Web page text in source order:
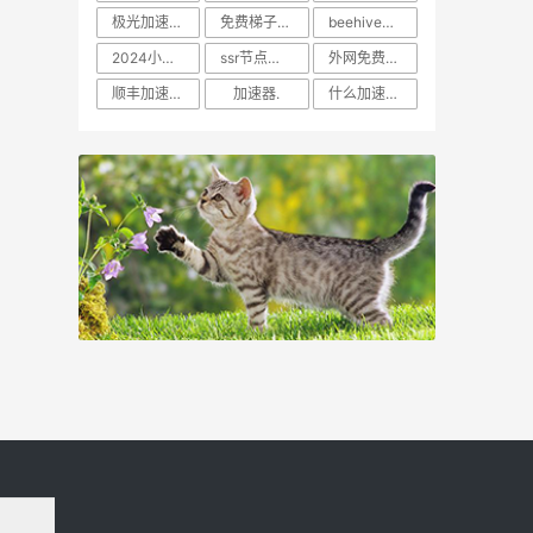
极光加速npv下载
免费梯子加速器软件下载免登录
beehive加速器官网
2024小明台湾永远免费区域小米
ssr节点分享2024
外网免费加速器梯子
顺丰加速器汚
加速器. 什么加速器可以看youtube